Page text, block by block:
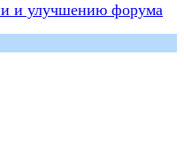
и улучшению форума